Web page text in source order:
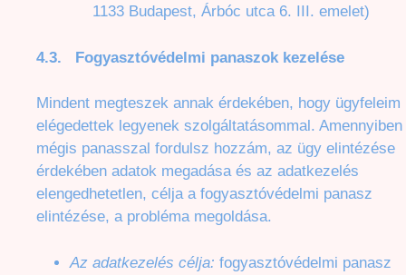
1133 Budapest, Árbóc utca 6. III. emelet)
4.3. Fogyasztóvédelmi panaszok kezelése
Mindent megteszek annak érdekében, hogy ügyfeleim
elégedettek legyenek szolgáltatásommal. Amennyiben
mégis panasszal fordulsz hozzám, az ügy elintézése
érdekében adatok megadása és az adatkezelés
elengedhetetlen, célja a fogyasztóvédelmi panasz
elintézése, a probléma megoldása.
Az adatkezelés célja: fogyasztóvédelmi panasz